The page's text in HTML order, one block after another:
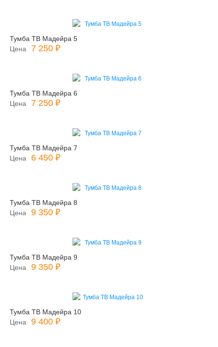
Тумба ТВ Мадейра 5
Цена
7 250 ₽
Тумба ТВ Мадейра 6
Цена
7 250 ₽
Тумба ТВ Мадейра 7
Цена
6 450 ₽
Тумба ТВ Мадейра 8
Цена
9 350 ₽
Тумба ТВ Мадейра 9
Цена
9 350 ₽
Тумба ТВ Мадейра 10
Цена
9 400 ₽